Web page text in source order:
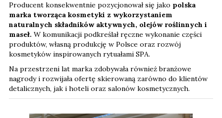
Producent konsekwentnie pozycjonował się jako polska
marka tworząca kosmetyki z wykorzystaniem
naturalnych składników aktywnych, olejów roślinnych i
maseł. W komunikacji podkreślał ręczne wykonanie części
produktów, własną produkcję w Polsce oraz rozwój
kosmetyków inspirowanych rytuałami SPA.
Na przestrzeni lat marka zdobywała również branżowe
nagrody i rozwijała ofertę skierowaną zarówno do klientów
detalicznych, jak i hoteli oraz salonów kosmetycznych.